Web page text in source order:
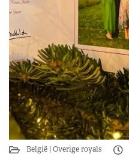
België Overige royals